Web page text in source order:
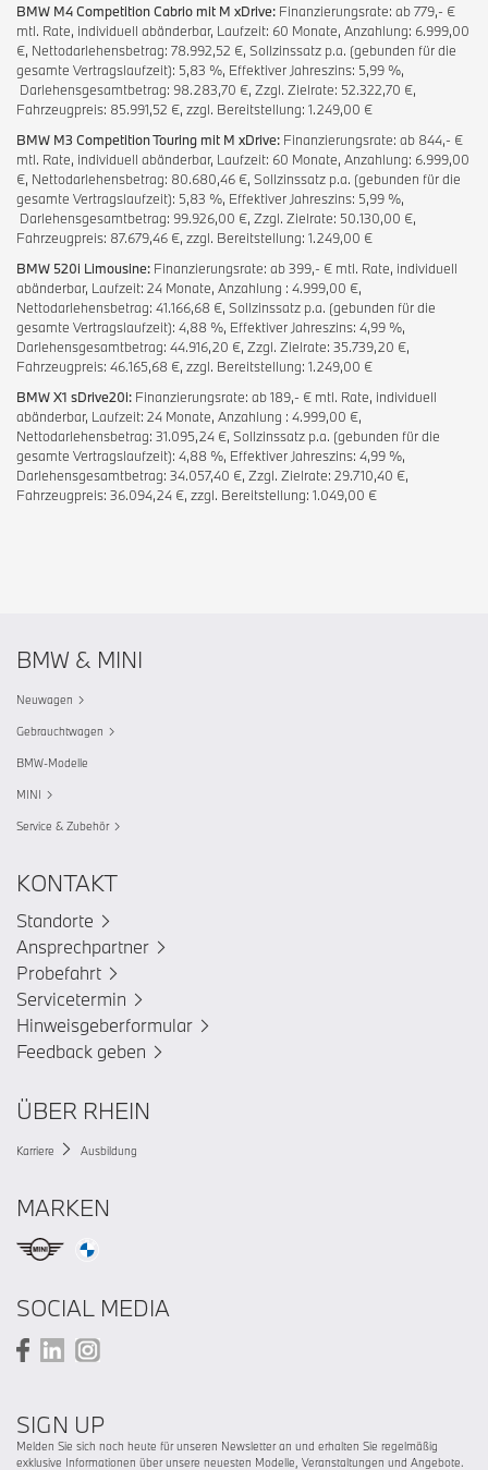
BMW M4 Competition Cabrio mit M xDrive: Finanzierungsrate: ab 779,- €
mtl. Rate, individuell abänderbar, Laufzeit: 60 Monate, Anzahlung: 6.999,00
€, Nettodarlehensbetrag: 78.992,52 €, Sollzinssatz p.a. (gebunden für die
gesamte Vertragslaufzeit): 5,83 %, Effektiver Jahreszins: 5,99 %,
Darlehensgesamtbetrag: 98.283,70 €, Zzgl. Zielrate: 52.322,70 €,
Fahrzeugpreis: 85.991,52 €, zzgl. Bereitstellung: 1.249,00 €
BMW M3 Competition Touring mit M xDrive: Finanzierungsrate: ab 844,- €
mtl. Rate, individuell abänderbar, Laufzeit: 60 Monate, Anzahlung: 6.999,00
€, Nettodarlehensbetrag: 80.680,46 €, Sollzinssatz p.a. (gebunden für die
gesamte Vertragslaufzeit): 5,83 %, Effektiver Jahreszins: 5,99 %,
Darlehensgesamtbetrag: 99.926,00 €, Zzgl. Zielrate: 50.130,00 €,
Fahrzeugpreis: 87.679,46 €, zzgl. Bereitstellung: 1.249,00 €
BMW 520i Limousine: Finanzierungsrate: ab 399,- € mtl. Rate, individuell
abänderbar, Laufzeit: 24 Monate, Anzahlung : 4.999,00 €,
Nettodarlehensbetrag: 41.166,68 €, Sollzinssatz p.a. (gebunden für die
gesamte Vertragslaufzeit): 4,88 %, Effektiver Jahreszins: 4,99 %,
Darlehensgesamtbetrag: 44.916,20 €, Zzgl. Zielrate: 35.739,20 €,
Fahrzeugpreis: 46.165,68 €, zzgl. Bereitstellung: 1.249,00 €
BMW X1 sDrive20i: Finanzierungsrate: ab 189,- € mtl. Rate, individuell
abänderbar, Laufzeit: 24 Monate, Anzahlung : 4.999,00 €,
Nettodarlehensbetrag: 31.095,24 €, Sollzinssatz p.a. (gebunden für die
gesamte Vertragslaufzeit): 4,88 %, Effektiver Jahreszins: 4,99 %,
Darlehensgesamtbetrag: 34.057,40 €, Zzgl. Zielrate: 29.710,40 €,
Fahrzeugpreis: 36.094,24 €, zzgl. Bereitstellung: 1.049,00 €
BMW & MINI
Neuwagen
Gebrauchtwagen
BMW-Modelle
MINI
Service & Zubehör
KONTAKT
Standorte
Ansprechpartner
Probefahrt
Servicetermin
Hinweisgeberformular
Feedback geben
ÜBER RHEIN
Karriere Ausbildung
MARKEN
SOCIAL MEDIA
SIGN UP
Melden Sie sich noch heute für unseren Newsletter an und erhalten Sie regelmäßig
exklusive Informationen über unsere neuesten Modelle, Veranstaltungen und Angebote.